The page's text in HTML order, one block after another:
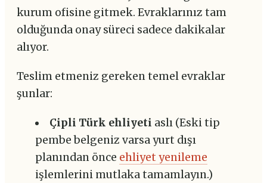
kurum ofisine gitmek. Evraklarınız tam
olduğunda onay süreci sadece dakikalar
alıyor.
Teslim etmeniz gereken temel evraklar
şunlar:
Çipli Türk ehliyeti aslı (Eski tip
pembe belgeniz varsa yurt dışı
planından önce ehliyet yenileme
işlemlerini mutlaka tamamlayın.)